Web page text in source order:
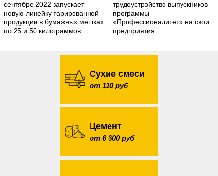
сентябре 2022 запускает
новую линейку тарированной
продукции в бумажных мешках
по 25 и 50 килограммов.
трудоустройство выпускников
программы
«Профессионалитет» на свои
предприятия.
Сухие смеси
от 110 руб
Цемент
от 6 600 руб